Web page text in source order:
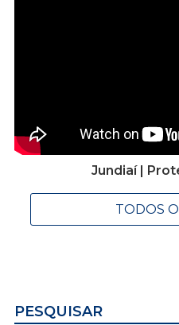
Jundiaí |
TODOS
PESQUISAR